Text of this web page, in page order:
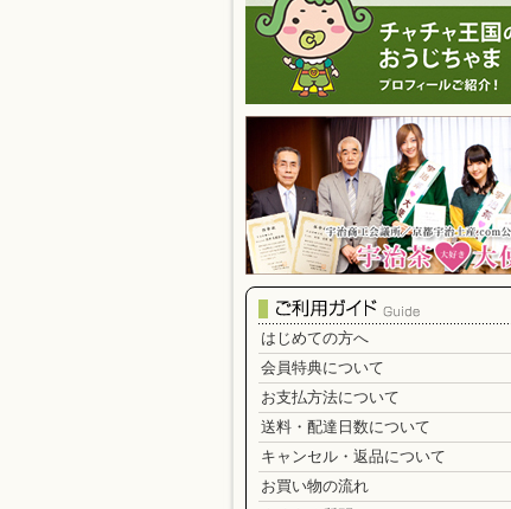
はじめての方へ
会員特典について
お支払方法について
送料・配達日数について
キャンセル・返品について
お買い物の流れ